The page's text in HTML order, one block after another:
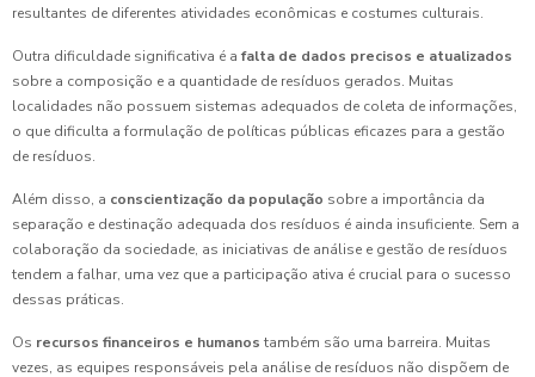
resultantes de diferentes atividades econômicas e costumes culturais.
Outra dificuldade significativa é a falta de dados precisos e atualizados
sobre a composição e a quantidade de resíduos gerados. Muitas
localidades não possuem sistemas adequados de coleta de informações,
o que dificulta a formulação de políticas públicas eficazes para a gestão
de resíduos.
Além disso, a conscientização da população sobre a importância da
separação e destinação adequada dos resíduos é ainda insuficiente. Sem a
colaboração da sociedade, as iniciativas de análise e gestão de resíduos
tendem a falhar, uma vez que a participação ativa é crucial para o sucesso
dessas práticas.
Os recursos financeiros e humanos também são uma barreira. Muitas
vezes, as equipes responsáveis pela análise de resíduos não dispõem de